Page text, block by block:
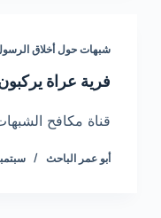
شبهات حول أخلاق
فرية عراة
قناة مكافح
أبو عمر الباحث سبتمبر 8,